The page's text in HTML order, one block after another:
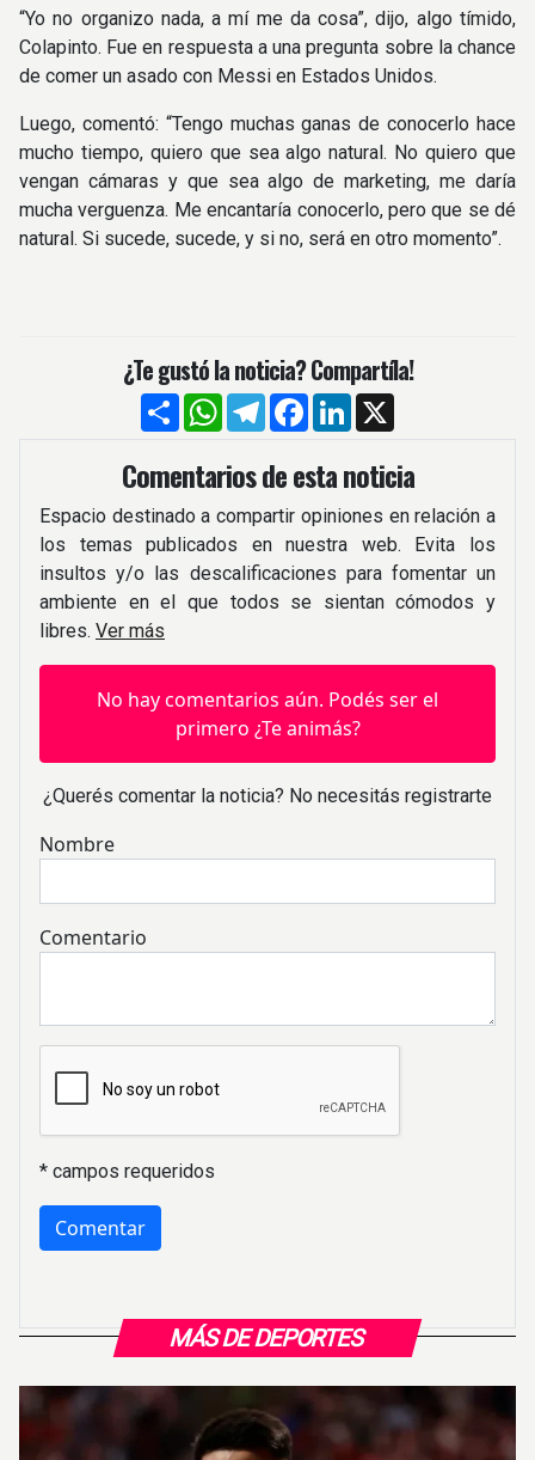
MÁS DE DEPORTES
“Yo no organizo nada, a mí me da cosa”, dijo, algo tímido,
Colapinto. Fue en respuesta a una pregunta sobre la chance
de comer un asado con Messi en Estados Unidos.
Luego, comentó: “Tengo muchas ganas de conocerlo hace
mucho tiempo, quiero que sea algo natural. No quiero que
vengan cámaras y que sea algo de marketing, me daría
mucha verguenza. Me encantaría conocerlo, pero que se dé
natural. Si sucede, sucede, y si no, será en otro momento”.
¿Te gustó la noticia? Compartíla!
CompartirWhatsApp
TelegramFacebook
LinkedIn
Comentarios de esta noticia
Espacio destinado a compartir opiniones en relación a
los temas publicados en nuestra web. Evita los
insultos y/o las descalificaciones para fomentar un
ambiente en el que todos se sientan cómodos y
libres. Ver más
No hay comentarios aún. Podés ser el
primero ¿Te animás?
¿Querés comentar la noticia? No necesitás registrarte
Nombre
Comentario
* campos requeridos